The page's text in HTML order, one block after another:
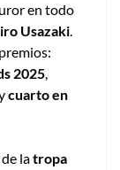
en todo
Usazaki.
2025,
cuarto en
latropa